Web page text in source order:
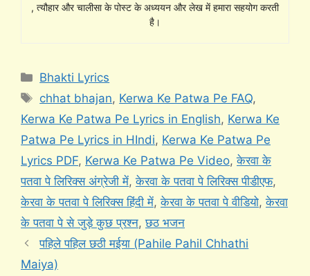
, त्यौहार और चालीसा के पोस्ट के अध्ययन और लेख में हमारा सहयोग करती
है।
Categories
Bhakti Lyrics
Tags
chhat bhajan, Kerwa Ke Patwa Pe FAQ,
Kerwa Ke Patwa Pe Lyrics in English, Kerwa Ke
Patwa Pe Lyrics in HIndi, Kerwa Ke Patwa Pe
Lyrics PDF, Kerwa Ke Patwa Pe Video,केरवा के
पतवा पे लिरिक्स अंग्रेजी में,केरवा के पतवा पे लिरिक्स पीडीएफ,
केरवा के पतवा पे लिरिक्स हिंदी में,केरवा के पतवा पे वीडियो,केरवा
के पतवा पे से जुड़े कुछ प्रश्न,छठ भजन
पहिले पहिल छठी मईया (Pahile Pahil Chhathi
Maiya)